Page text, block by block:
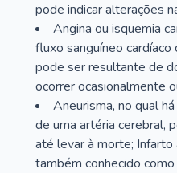
pode indicar alterações
Angina ou isquemia
fluxo sanguíneo
pode ser resultante de
ocorrer ocasionalmente
Aneurisma, no qual
de uma artéria cerebral,
até levar à morte;
também conhecido